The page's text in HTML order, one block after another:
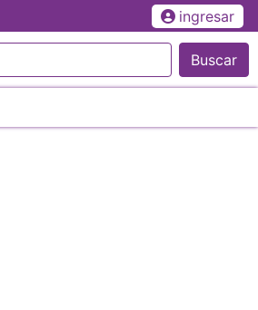
ingresar
Buscar